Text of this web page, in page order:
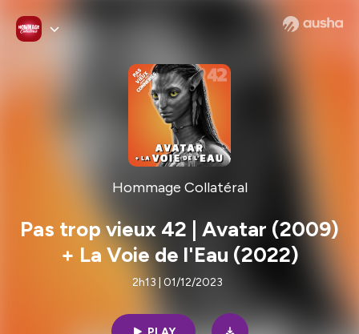
Hommage Collatéral
Pas trop vieux 42 | Avatar (2009)
+ La Voie de l'Eau (2022)
2h13 | 01/12/2023